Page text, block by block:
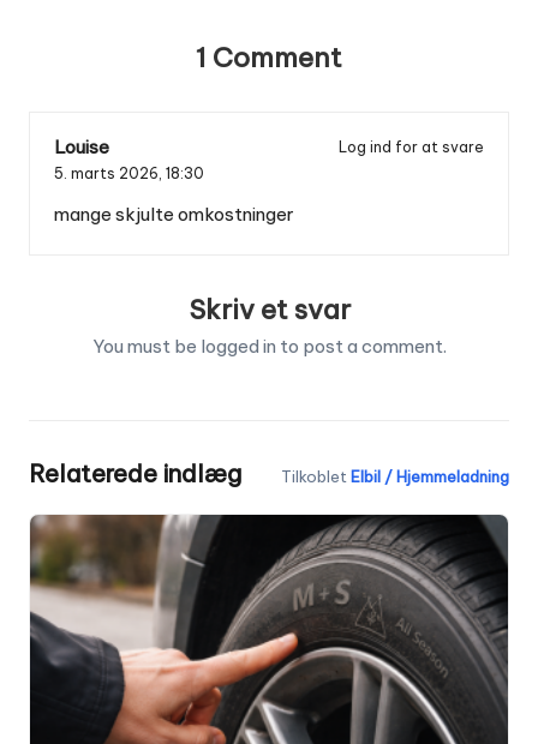
1 Comment
Louise
Log ind for at svare
5. marts 2026, 18:30
mange skjulte omkostninger
Skriv et svar
You must be logged in to post a comment.
Relaterede indlæg Tilkoblet Elbil / Hjemmeladning